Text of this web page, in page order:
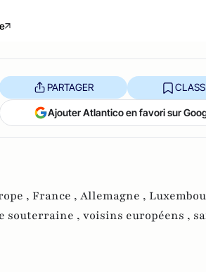
PARTAGER
Ajouter Atlantico en favori sur
, France , Allemagne ,
souterraine , voisins européens ,